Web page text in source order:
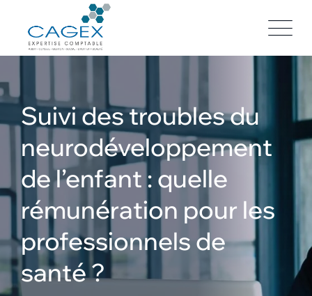
content
Suivi des troubles du
neurodéveloppement
de l’enfant : quelle
rémunération pour les
professionnels de
santé ?